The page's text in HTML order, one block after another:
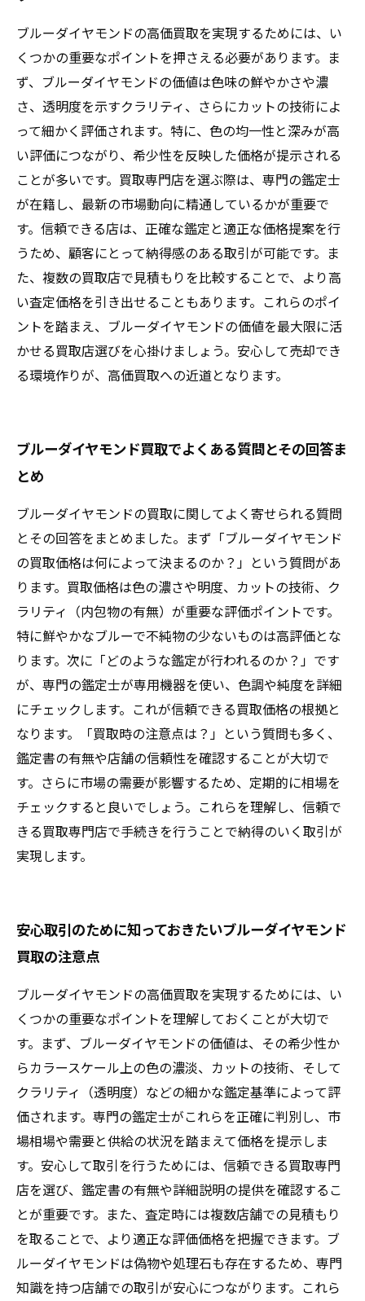
ブルーダイヤモンドの高価買取を実現するためには、い
くつかの重要なポイントを押さえる必要があります。ま
ず、ブルーダイヤモンドの価値は色味の鮮やかさや濃
さ、透明度を示すクラリティ、さらにカットの技術によ
って細かく評価されます。特に、色の均一性と深みが高
い評価につながり、希少性を反映した価格が提示される
ことが多いです。買取専門店を選ぶ際は、専門の鑑定士
が在籍し、最新の市場動向に精通しているかが重要で
す。信頼できる店は、正確な鑑定と適正な価格提案を行
うため、顧客にとって納得感のある取引が可能です。ま
た、複数の買取店で見積もりを比較することで、より高
い査定価格を引き出せることもあります。これらのポイ
ントを踏まえ、ブルーダイヤモンドの価値を最大限に活
かせる買取店選びを心掛けましょう。安心して売却でき
る環境作りが、高価買取への近道となります。
ブルーダイヤモンド買取でよくある質問とその回答ま
とめ
ブルーダイヤモンドの買取に関してよく寄せられる質問
とその回答をまとめました。まず「ブルーダイヤモンド
の買取価格は何によって決まるのか？」という質問があ
ります。買取価格は色の濃さや明度、カットの技術、ク
ラリティ（内包物の有無）が重要な評価ポイントです。
特に鮮やかなブルーで不純物の少ないものは高評価とな
ります。次に「どのような鑑定が行われるのか？」です
が、専門の鑑定士が専用機器を使い、色調や純度を詳細
にチェックします。これが信頼できる買取価格の根拠と
なります。「買取時の注意点は？」という質問も多く、
鑑定書の有無や店舗の信頼性を確認することが大切で
す。さらに市場の需要が影響するため、定期的に相場を
チェックすると良いでしょう。これらを理解し、信頼で
きる買取専門店で手続きを行うことで納得のいく取引が
実現します。
安心取引のために知っておきたいブルーダイヤモンド
買取の注意点
ブルーダイヤモンドの高価買取を実現するためには、い
くつかの重要なポイントを理解しておくことが大切で
す。まず、ブルーダイヤモンドの価値は、その希少性か
らカラースケール上の色の濃淡、カットの技術、そして
クラリティ（透明度）などの細かな鑑定基準によって評
価されます。専門の鑑定士がこれらを正確に判別し、市
場相場や需要と供給の状況を踏まえて価格を提示しま
す。安心して取引を行うためには、信頼できる買取専門
店を選び、鑑定書の有無や詳細説明の提供を確認するこ
とが重要です。また、査定時には複数店舗での見積もり
を取ることで、より適正な評価価格を把握できます。ブ
ルーダイヤモンドは偽物や処理石も存在するため、専門
知識を持つ店舗での取引が安心につながります。これら